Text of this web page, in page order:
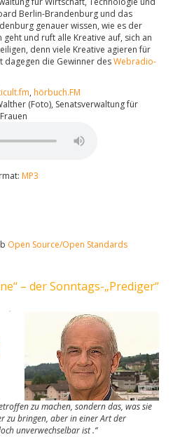
Berlin-Brandenburg und das
genauer wissen, wie es der
und ruft alle Kreative auf, sich an
denn viele Kreative agieren für
dagegen die Gewinner desWebradio-
, hörbuch.FM
(Foto), Senatsverwaltung für
MP3
Open Source/Open Standards
– der Sonntags-„Prediger“
zu machen, sondern das, was sie
zu bringen, aber in einer Art der
unverwechselbar ist .“